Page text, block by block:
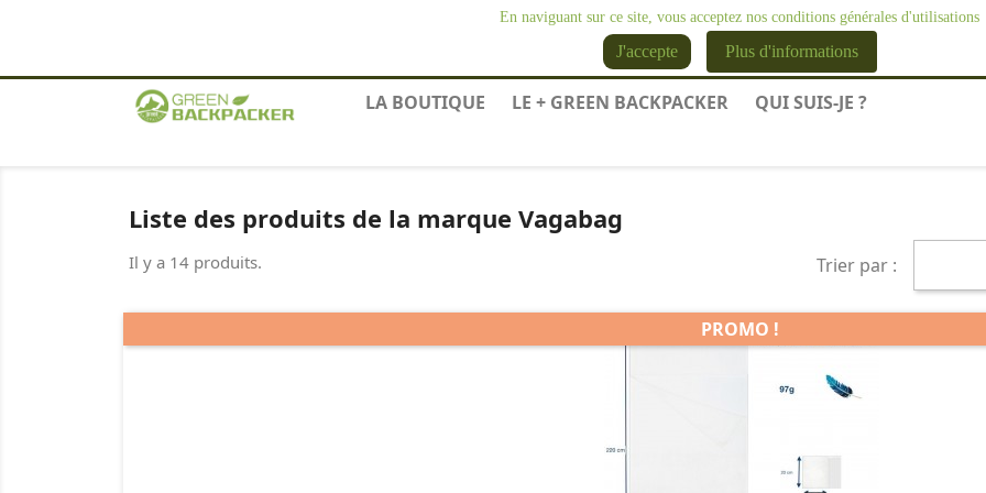
En naviguant sur ce site, vous acceptez nos conditions générales d'utilisations
J'accepte Plus d'informations
LA BOUTIQUE LE + GREEN BACKPACKER QUI SUIS-JE ?
Liste des produits de la marque Vagabag
Il y a 14 produits. Trier par :
PROMO !